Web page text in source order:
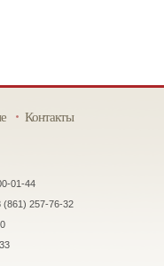
Контакты
01-44
(861) 257-76-32